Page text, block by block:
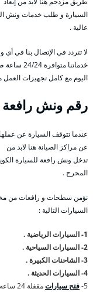
عالية .
لا تتردد في الإتصال بنا في
خدماتنا متوافرة 24/24 ساعة طوال
اليوم مع كامل تجهيزات
رقم ونش رافعة
عندما تتوقف السيارة عن
عن مراكز الصيانة هنا لابد من
تدخل ونش رافعة للسيارة
المحرج .
نؤمن سطحات و رافعات من
السيارات التالية :
1- السيارات الرياضية .
2- السيارات السياحية .
3- الشاحنات الكبيرة .
4- السيارات الحديثة .
5- فتح سياراتمقفلة 24 ساعه بنيدر بالكويت .